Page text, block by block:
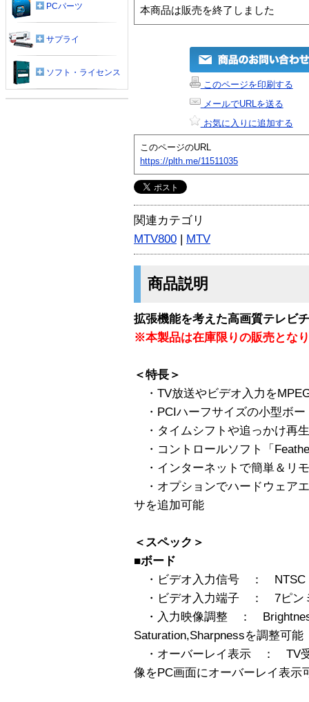
本商品は販売を終了しました
このページを印刷する
メールでURLを送る
お気に入りに追加する
このページのURL
https://plth.me/11511035
関連カテゴリ
MTV800 | MTV
商品説明
拡張機能を考えた高画質テレビ
※本製品は在庫限りの販売とな
＜特長＞
・TV放送やビデオ入力を
・PCIハーフサイズの小型ボー
・タイムシフトや追っかけ再
・コントロールソフト「
・インターネットで簡単＆リ
・オプションでハードウェア
サを追加可能
＜スペック＞
■ボード
・ビデオ入力信号 ： NTSC
・ビデオ入力端子 ： 7ピン
・入力映像調整 ：
Saturation,Sharpnessを調整可能
・オーバーレイ表示 ： TV受
像をPC画面にオーバーレイ表示
PCパーツ
サプライ
ソフト・ライセンス